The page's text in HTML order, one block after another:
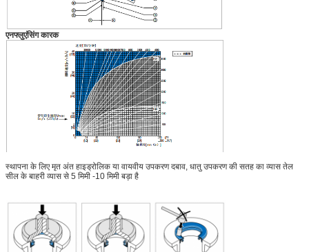
एनफ्लुएंसिंग कारक
स्थापना के लिए मृत अंत हाइड्रोलिक या वायवीय उपकरण दबाव, धातु उपकरण की सतह का व्यास तेल
सील के बाहरी व्यास से 5 मिमी -10 मिमी बड़ा है